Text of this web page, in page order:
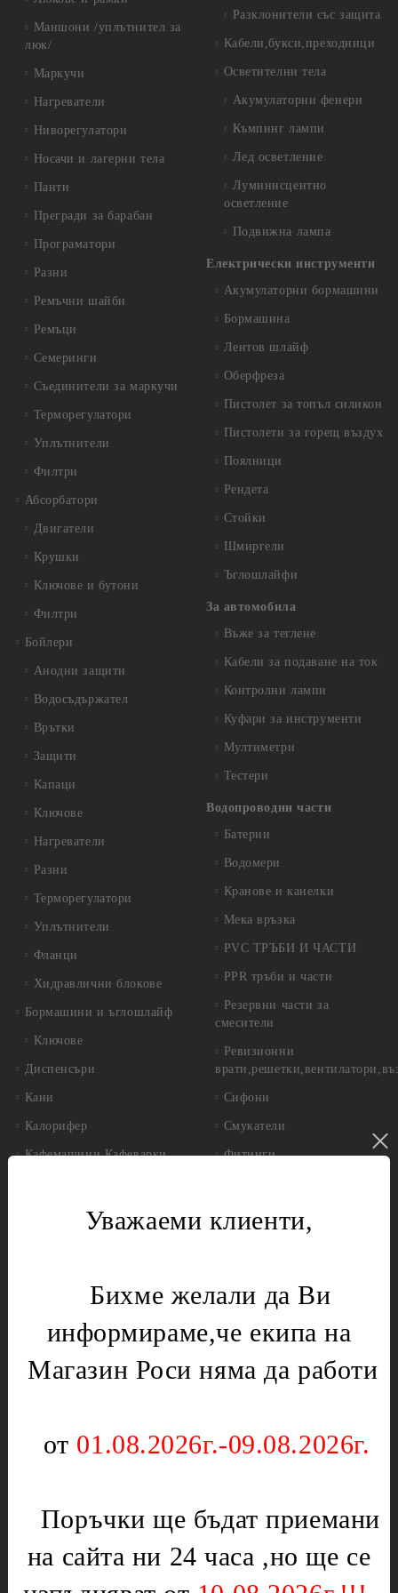
Маншони /уплътнител за
люк/
Маркучи
Нагреватели
Ниворегулатори
Носачи и лагерни тела
Панти
Прегради за барабан
Програматори
Разни
Ремъчни шайби
Ремъци
Семеринги
Съединители за маркучи
Терморегулатори
Уплътнители
Филтри
Абсорбатори
Двигатели
Крушки
Ключове и бутони
Филтри
Бойлери
Анодни защити
Водосъдържател
Врътки
Защити
Капаци
Ключове
Нагреватели
Разни
Терморегулатори
Уплътнители
Фланци
Хидравлични блокове
Бормашини и ъглошлайф
Ключове
Диспенсъри
Кани
Калорифер
Кафемашини,Кафеварки
Диоди и предпазители
Моторчета
Слюда
Ключове
Разклонители със защита
Кабели,букси,преходници
Осветителни тела
Акумулаторни фенери
Къмпинг лампи
Лед осветление
Луминисцентно
осветление
Подвижна лампа
Електрически инструменти
Акумулаторни бормашини
Бормашина
Лентов шлайф
Оберфреза
Пистолет за топъл силикон
Пистолети за горещ въздух
Поялници
Рендета
Стойки
Шмиргели
Ъглошлайфи
За автомобила
Въже за теглене
Кабели за подаване на ток
Контролни лампи
Куфари за инструменти
Мултиметри
Тестери
Водопроводни части
Батерии
Водомери
Кранове и канелки
Мека връзка
PVC ТРЪБИ И ЧАСТИ
PPR тръби и части
Резервни части за
смесители
Ревизионни
Сифони
Смукатели
Фитинги
Газови уреди
Оргаз
Котлони
Електрически уреди
Скари
Партигрил
Уреди за дома
Чушкопеци
Уважаеми клиенти,
Бихме желали да Ви
информираме,че екипа на
Магазин Роси няма да работи
от 01.08.2026г.-09.08.2026г.
Поръчки ще бъдат приемани
на сайта ни 24 часа ,но ще се